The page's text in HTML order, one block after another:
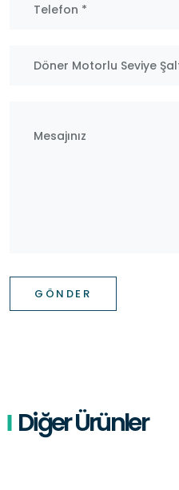
GÖNDER
Diğer Ürünler